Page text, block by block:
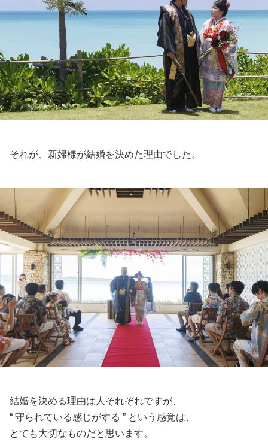
それが、新婦様が結婚を決めた理由でした。
結婚を決める理由は人それぞれですが、
“ 守られている感じがする ” という感覚は、
とても大切なものだと思います。